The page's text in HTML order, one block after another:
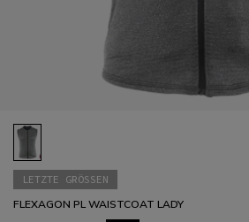
LETZTE GRÖSSEN
FLEXAGON PL WAISTCOAT LADY